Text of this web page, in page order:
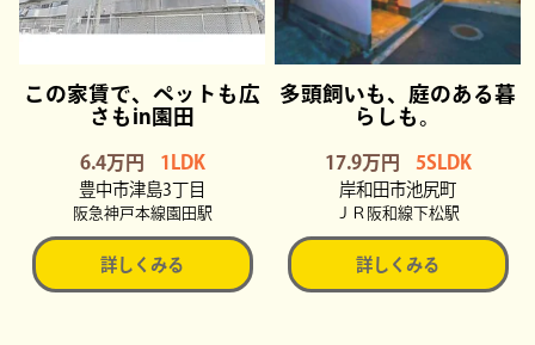
この家賃で、ペットも広
さもin園田
6.4万円 1LDK
豊中市津島3丁目
阪急神戸本線園田駅
詳しくみる
多頭飼いも、庭のある暮
らしも。
17.9万円 5SLDK
岸和田市池尻町
ＪＲ阪和線下松駅
詳しくみる